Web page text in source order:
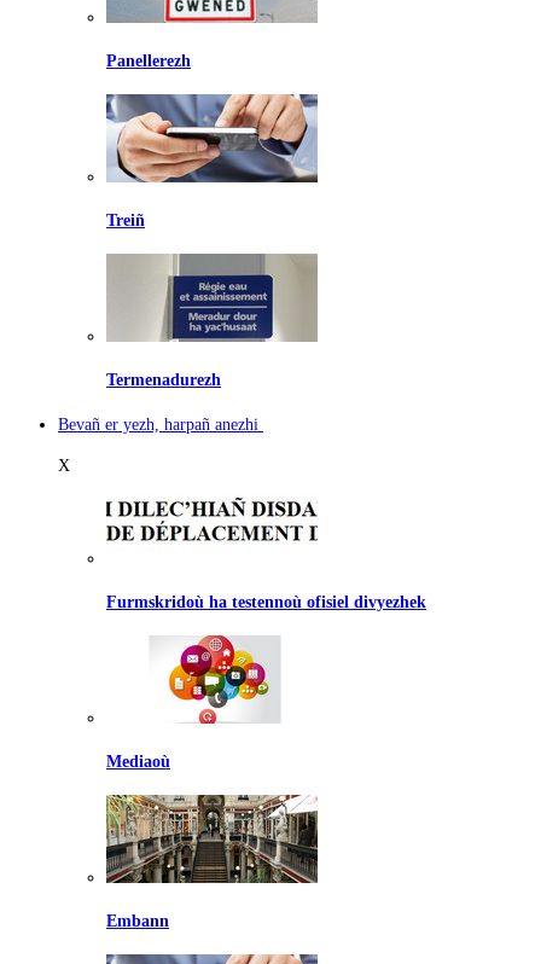
Panellerezh
Treiñ
Termenadurezh
Bevañ er yezh, harpañ anezhi
X
Furmskridoù ha testennoù ofisiel divyezhek
Mediaoù
Embann